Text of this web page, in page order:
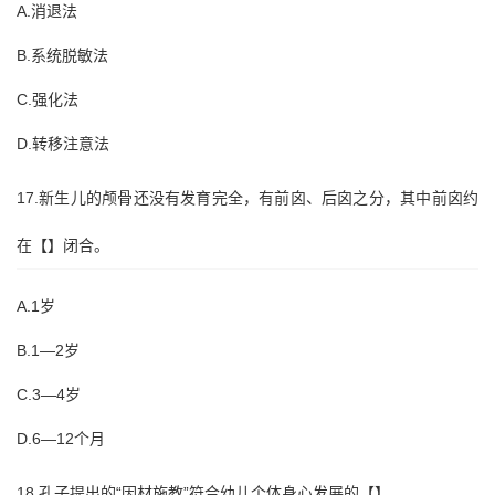
A.消退法
B.系统脱敏法
C.强化法
D.转移注意法
17.新生儿的颅骨还没有发育完全，有前囟、后囟之分，其中前囟约
在【】闭合。
A.1岁
B.1—2岁
C.3—4岁
D.6—12个月